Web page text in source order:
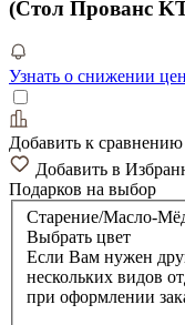
(Стол Прованс
Узнать о снижении
Добавить к сравнению
Добавить в
Подарков на выбор
Старение/Масло-
Выбрать цвет
Если Вам нужен
нескольких видов
при оформлении